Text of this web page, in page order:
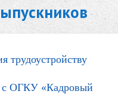
трудоустройству
с ОГКУ «Кадровый